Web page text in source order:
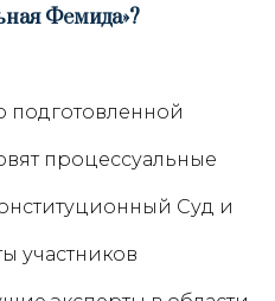
Фемида»?
подготовленной
процессуальные
Суд и
участников